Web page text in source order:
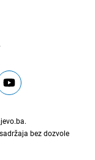
.
bez dozvole